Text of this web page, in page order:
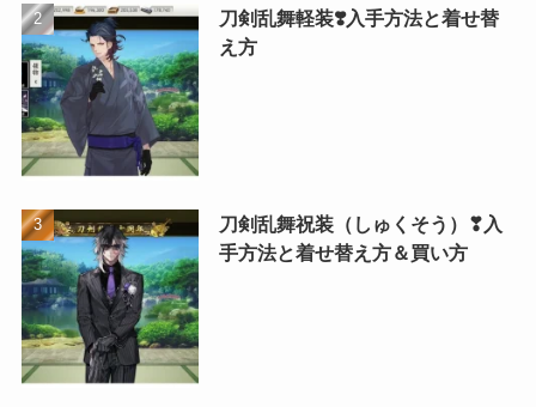
刀剣乱舞軽装❣️入手方法と着せ替
え方
刀剣乱舞祝装（しゅくそう）❣入
手方法と着せ替え方＆買い方